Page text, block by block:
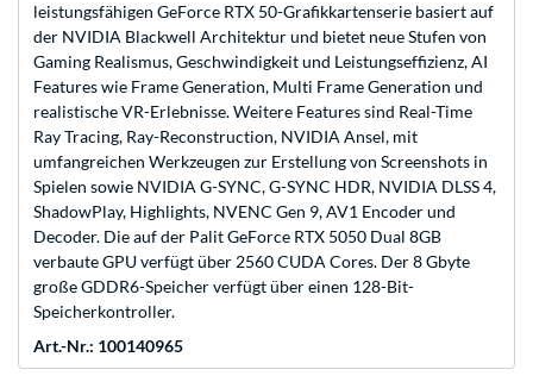
leistungsfähigen GeForce RTX 50-Grafikkartenserie basiert auf
der NVIDIA Blackwell Architektur und bietet neue Stufen von
Gaming Realismus, Geschwindigkeit und Leistungseffizienz, AI
Features wie Frame Generation, Multi Frame Generation und
realistische VR-Erlebnisse. Weitere Features sind Real-Time
Ray Tracing, Ray-Reconstruction, NVIDIA Ansel, mit
umfangreichen Werkzeugen zur Erstellung von Screenshots in
Spielen sowie NVIDIA G-SYNC, G-SYNC HDR, NVIDIA DLSS 4,
ShadowPlay, Highlights, NVENC Gen 9, AV1 Encoder und
Decoder. Die auf der Palit GeForce RTX 5050 Dual 8GB
verbaute GPU verfügt über 2560 CUDA Cores. Der 8 Gbyte
große GDDR6-Speicher verfügt über einen 128-Bit-
Speicherkontroller.
Art.-Nr.: 100140965